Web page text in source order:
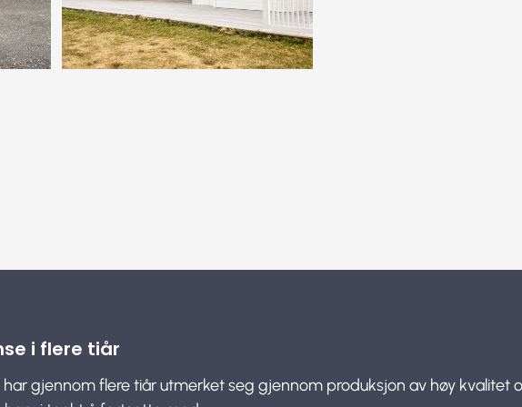
i flere tiår
gjennom flere tiår utmerket seg gjennom produksjon av høy kvalitet